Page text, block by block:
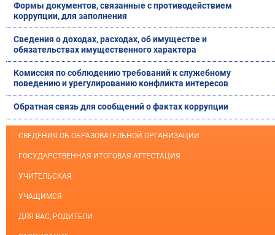
Формы документов, связанные с противодействием
коррупции, для заполнения
Сведения о доходах, расходах, об имуществе и
обязательствах имущественного характера
Комиссия по соблюдению требований к служебному
поведению и урегулированию конфликта интересов
Обратная связь для сообщений о фактах коррупции
СВЕДЕНИЯ ОБ ОБРАЗОВАТЕЛЬНОЙ ОРГАНИЗАЦИИ
ГОСУДАРСТВЕННАЯ ИТОГОВАЯ АТТЕСТАЦИЯ
УЧИТЕЛЬСКАЯ
УЧАЩИМСЯ
ДЛЯ ВАС, РОДИТЕЛИ